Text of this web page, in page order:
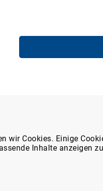
Tierarzt24-
wir Cookies. Einige
Inhalte anzeigen